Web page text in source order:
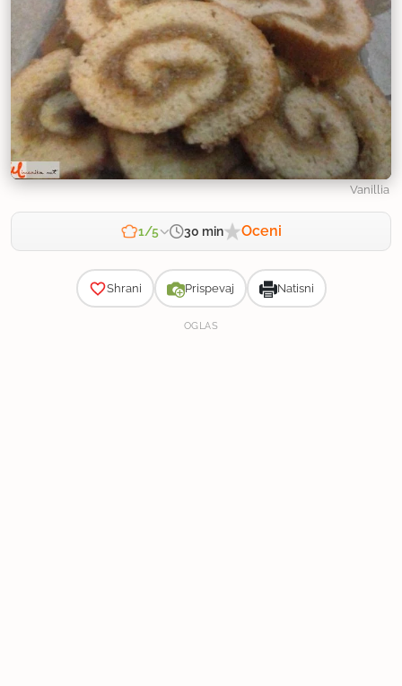
Vanillia
1/5 30 min Oceni
Shrani Prispevaj Natisni
OGLAS